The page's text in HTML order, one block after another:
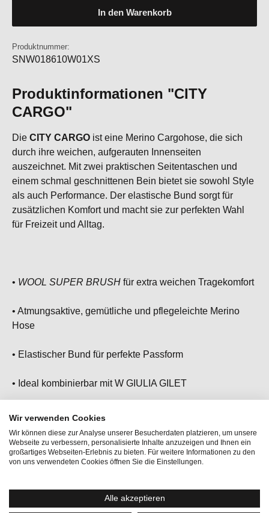
In den Warenkorb
Produktnummer:
SNW018610W01XS
Produktinformationen "CITY
CARGO"
Die CITY CARGO ist eine Merino Cargohose, die sich
durch ihre weichen, aufgerauten Innenseiten
auszeichnet. Mit zwei praktischen Seitentaschen und
einem schmal geschnittenen Bein bietet sie sowohl Style
als auch Performance. Der elastische Bund sorgt für
zusätzlichen Komfort und macht sie zur perfekten Wahl
für Freizeit und Alltag.
• WOOL SUPER BRUSH für extra weichen Tragekomfort
• Atmungsaktive, gemütliche und pflegeleichte Merino
Hose
• Elastischer Bund für perfekte Passform
• Ideal kombinierbar mit W GIULIA GILET
Homewear, Lifestyle, Reisen
Wir verwenden Cookies
Wir können diese zur Analyse unserer Besucherdaten platzieren, um unsere
Webseite zu verbessern, personalisierte Inhalte anzuzeigen und Ihnen ein
großartiges Webseiten-Erlebnis zu bieten. Für weitere Informationen zu den
von uns verwendeten Cookies öffnen Sie die Einstellungen.
Alle akzeptieren